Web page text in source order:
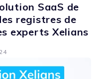
SaaS de
registres de
experts Xelians